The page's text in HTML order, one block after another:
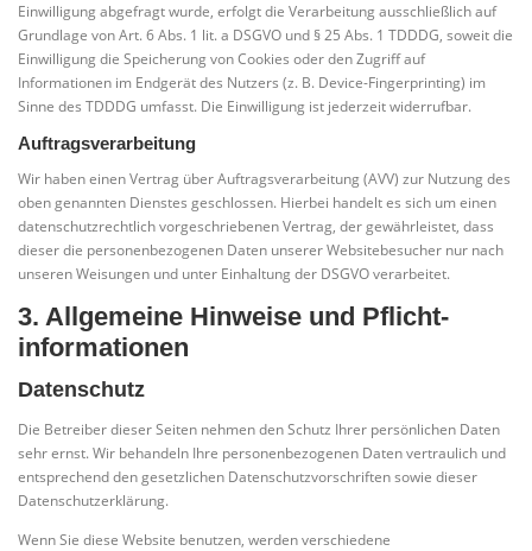
Einwilligung abgefragt wurde, erfolgt die Verarbeitung ausschließlich auf
Grundlage von Art. 6 Abs. 1 lit. a DSGVO und § 25 Abs. 1 TDDDG, soweit die
Einwilligung die Speicherung von Cookies oder den Zugriff auf
Informationen im Endgerät des Nutzers (z. B. Device-Fingerprinting) im
Sinne des TDDDG umfasst. Die Einwilligung ist jederzeit widerrufbar.
Auftragsverarbeitung
Wir haben einen Vertrag über Auftragsverarbeitung (AVV) zur Nutzung des
oben genannten Dienstes geschlossen. Hierbei handelt es sich um einen
datenschutzrechtlich vorgeschriebenen Vertrag, der gewährleistet, dass
dieser die personenbezogenen Daten unserer Websitebesucher nur nach
unseren Weisungen und unter Einhaltung der DSGVO verarbeitet.
3. Allgemeine Hinweise und Pflicht­
informationen
Datenschutz
Die Betreiber dieser Seiten nehmen den Schutz Ihrer persönlichen Daten
sehr ernst. Wir behandeln Ihre personenbezogenen Daten vertraulich und
entsprechend den gesetzlichen Datenschutzvorschriften sowie dieser
Datenschutzerklärung.
Wenn Sie diese Website benutzen, werden verschiedene